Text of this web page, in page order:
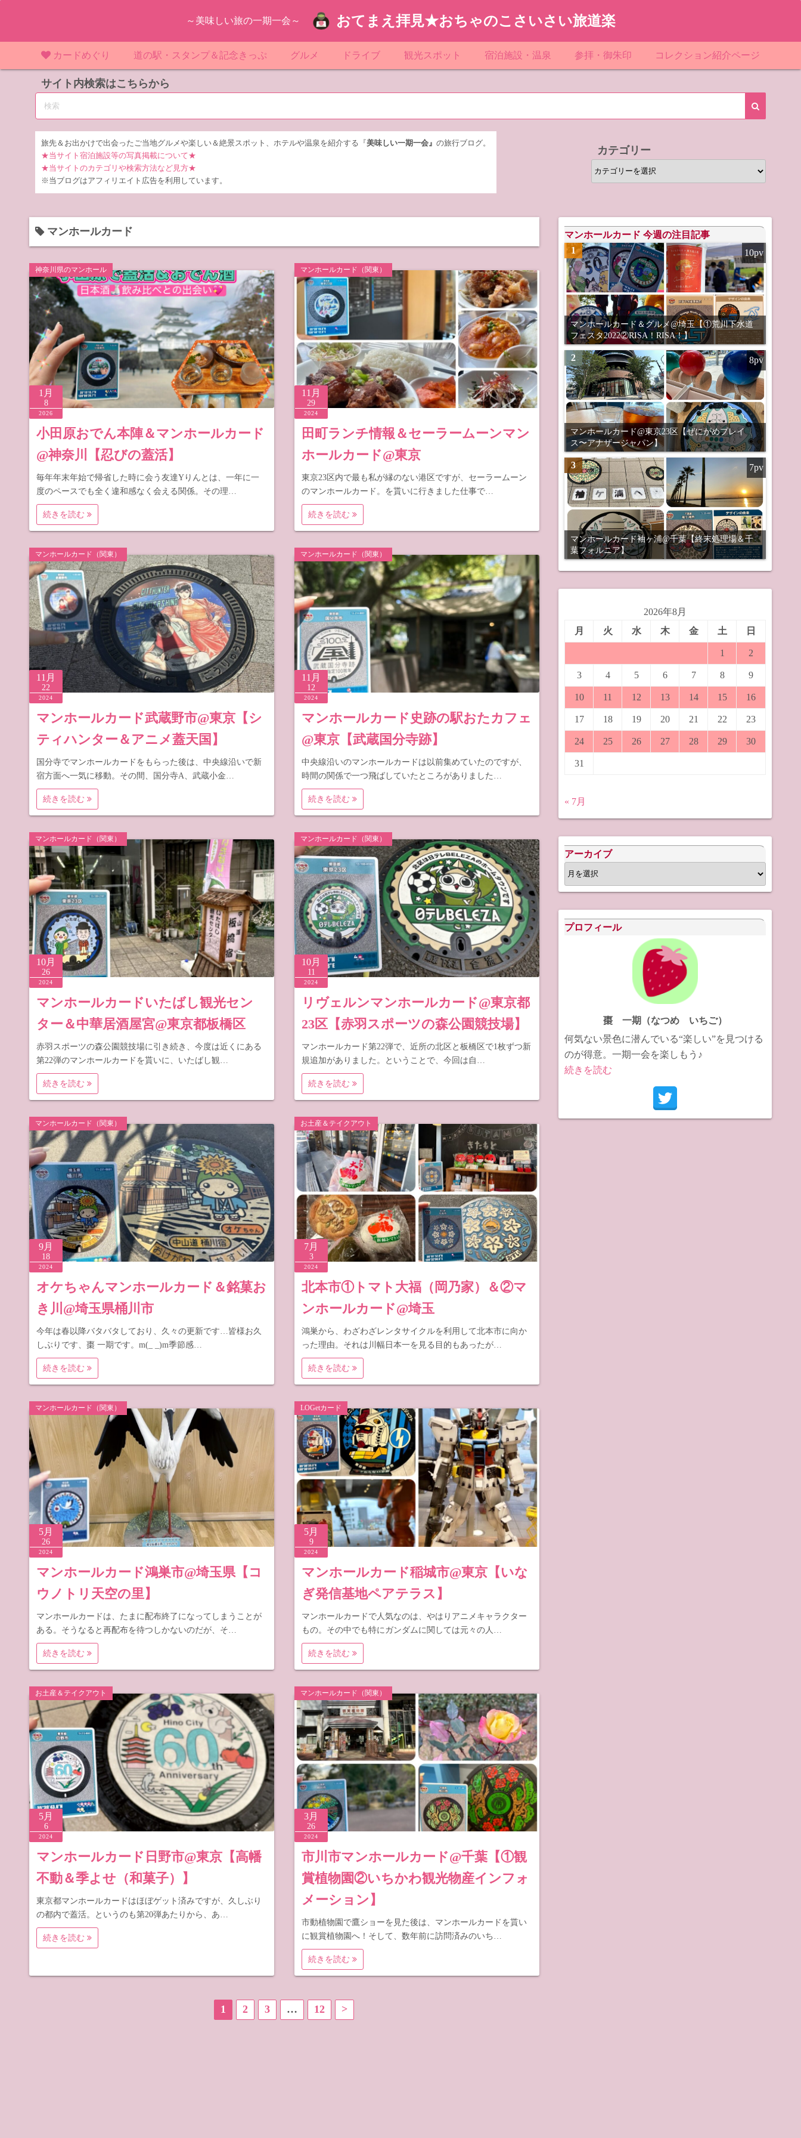
ツ
～美味しい旅の一期一会～ おてまえ拝見★おちゃのこさいさい旅道楽
カードめぐり
マンホールカード マンホールカード（関東）
埼玉県のマンホール
茨城県のマンホール
栃木県のマンホール
群馬県のマンホール
マンホールカード（東北） 宮城県のマンホール
マンホールカード（中部）
IKEカード
KAWAカード
橋カード
ダムカード
LOGetカード
道の駅・スタンプ＆記念きっぷ
道の駅（関東）
道の駅 埼玉
道の駅 茨城
道の駅 群馬
道の駅 栃木
道の駅 山梨
道の駅 長野
道の駅 静岡
道の駅（東北） 道の駅 宮城
道の駅（北陸）
グルメ ドライブ 観光スポット
遊び・体験
宿泊施設・温泉
スーパーホテル
シティホテル・ビジネスホテル
参拝・御朱印 コレクション紹介ページ
「東北」道の駅スタンプ一覧
サイト内検索はこちらから
旅先＆お出かけで出会ったご当地グルメや楽しい＆絶景スポット、ホテルや温泉を紹介する『 美味しい一期一会』 の旅行ブログ。
★当サイト宿泊施設等の写真掲載について★
★当サイトのカテゴリや検索方法など見方★
※当ブログはアフィリエイト広告を利用しています。
カテゴリー
カ
テ
ー
マンホールカード
神奈川県のマンホール
1月
8
2026
小田原おでん本陣＆マンホールカード
@神奈川【忍びの蓋活】
毎年年末年始で帰省した時に会う友達Yりんとは、一年に一
度のペースでも全く違和感なく会える関係。その理…
続きを読む
マンホールカード（関東）
11月
29
2024
田町ランチ情報＆セーラームーンマン
ホールカード@東京
東京23区内で最も私が縁のない港区ですが、セーラームーン
のマンホールカード。を貰いに行きました仕事で…
続きを読む
マンホールカード（関東）
11月
22
2024
マンホールカード武蔵野市@東京【シ
ティハンター＆アニメ蓋天国】
国分寺でマンホールカードをもらった後は、中央線沿いで新
宿方面へ一気に移動。その間、国分寺A、武蔵小金…
続きを読む
マンホールカード（関東）
11月
12
2024
マンホールカード史跡の駅おたカフェ
@東京【武蔵国分寺跡】
中央線沿いのマンホールカードは以前集めていたのですが、
時間の関係で一つ飛ばしていたところがありました…
続きを読む
マンホールカード（関東）
10月
26
2024
マンホールカードいたばし観光セン
ター＆中華居酒屋宮@東京都板橋区
赤羽スポーツの森公園競技場に引き続き、今度は近くにある
第22弾のマンホールカードを貰いに、いたばし観…
続きを読む
マンホールカード（関東）
10月
11
2024
リヴェルンマンホールカード@東京都
23区【赤羽スポーツの森公園競技場】
マンホールカード第22弾で、近所の北区と板橋区で1枚ずつ新
規追加がありました。ということで、今回は自…
続きを読む
マンホールカード（関東）
9月
18
2024
オケちゃんマンホールカード＆銘菓お
き川@埼玉県桶川市
今年は春以降バタバタしており、久々の更新です…皆様お久
しぶりです、棗 一期です。m(_ _)m季節感…
続きを読む
お土産＆テイクアウト
7月
3
2024
北本市①トマト大福（岡乃家）＆②マ
ンホールカード@埼玉
鴻巣から、わざわざレンタサイクルを利用して北本市に向か
った理由。それは川幅日本一を見る目的もあったが…
続きを読む
マンホールカード（関東）
5月
26
2024
マンホールカード鴻巣市@埼玉県【コ
ウノトリ天空の里】
マンホールカードは、たまに配布終了になってしまうことが
ある。そうなると再配布を待つしかないのだが、そ…
続きを読む
LOGetカード
5月
9
2024
マンホールカード稲城市@東京【いな
ぎ発信基地ペアテラス】
マンホールカードで人気なのは、やはりアニメキャラクター
もの。その中でも特にガンダムに関しては元々の人…
続きを読む
お土産＆テイクアウト
5月
6
2024
マンホールカード日野市@東京【高幡
不動＆季よせ（和菓子）】
東京都マンホールカードはほぼゲット済みですが、久しぶり
の都内で蓋活。というのも第20弾あたりから、あ…
続きを読む
マンホールカード（関東）
3月
26
2024
市川市マンホールカード@千葉【①観
賞植物園②いちかわ観光物産インフォ
メーション】
市動植物園で鷹ショーを見た後は、マンホールカードを貰い
に観賞植物園へ！そして、数年前に訪問済みのいち…
続きを読む
1 2 3 … 12 >
マンホールカード 今週の注目記事
1
マンホールカード＆グルメ@埼玉【①荒川下水道
フェスタ2022②RISA！RISA！】
10pv
2
マンホールカード@東京23区【ぜにがめプレイ
ス〜アナザージャパン】
8pv
3
マンホールカード袖ヶ浦@千葉【終末処理場＆千
葉フォルニア】
7pv
2026年8月
月
火 水 木 金 土 日
1 2
3 4 5 6 7 8 9
10 11 12 13 14 15 16
17 18 19 20 21 22 23
24 25 26 27 28 29 30
31
« 7月
アーカイブ
ア
ー
ブ
プロフィール
棗 一期（なつめ いちご）
何気ない景色に潜んでいる“楽しい”を見つける
のが得意。一期一会を楽しもう♪
続きを読む